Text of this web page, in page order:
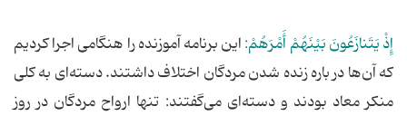
إِذْ یَتَنازَعُونَ بَیْنَهُمْ أَمْرَهُمْ:این برنامه آموزنده را هنگامی اجرا کردیم
که آن‌ها در باره زنده شدن مردگان اختلاف داشتند. دسته‌ای به کلی
منکر معاد بودند و دسته‌ای می‌گفتند: تنها ارواح مردگان در روز